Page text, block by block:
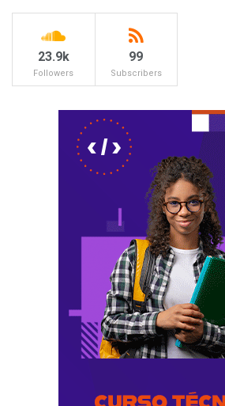
23.9k
Followers
99
Subscribers